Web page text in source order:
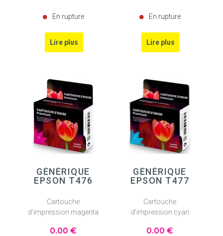
En rupture En rupture
GÉNÉRIQUE
EPSON T476
Cartouche
d'impression magenta
0.00 €
GÉNÉRIQUE
EPSON T477
Cartouche
d'impression cyan
0.00 €